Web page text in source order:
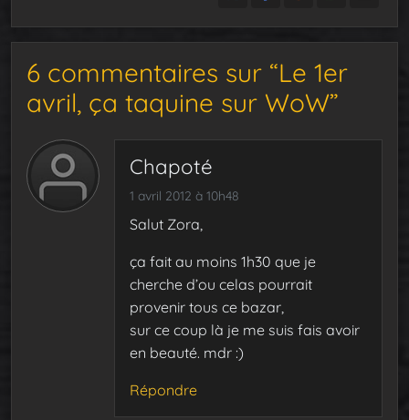
6 commentaires sur “Le 1er
avril, ça taquine sur WoW”
Chapoté
1 avril 2012 à 10h48
Salut Zora,
ça fait au moins 1h30 que je
cherche d’ou celas pourrait
provenir tous ce bazar,
sur ce coup là je me suis fais avoir
en beauté. mdr :)
Répondre